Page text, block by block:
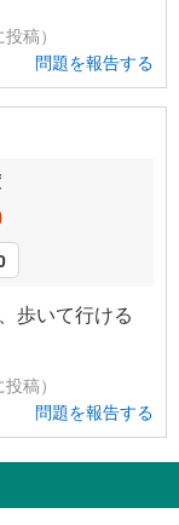
稿）
問題を報告する
歩いて行ける
稿）
問題を報告する